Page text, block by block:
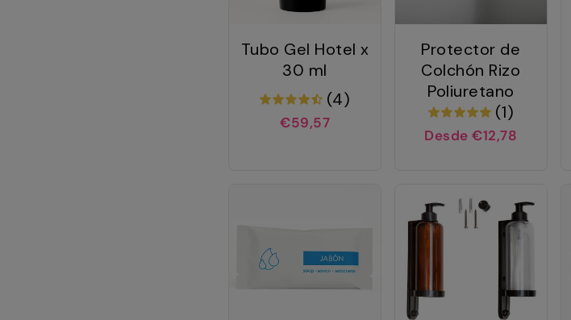
Tubo Gel Hotel x
30 ml
(4)
€59,57
Protector de
Colchón Rizo
Poliuretano
(1)
Desde €12,78